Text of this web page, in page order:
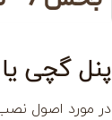
پنل گچی